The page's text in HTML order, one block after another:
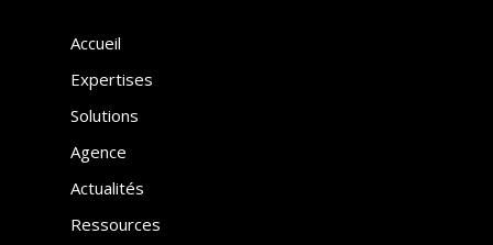
Accueil
Expertises
Solutions
Agence
Actualités
Ressources